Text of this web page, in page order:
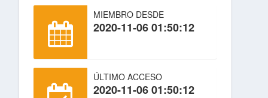
MIEMBRO DESDE
2020-11-06 01:50:12
ÚLTIMO ACCESO
2020-11-06 01:50:12